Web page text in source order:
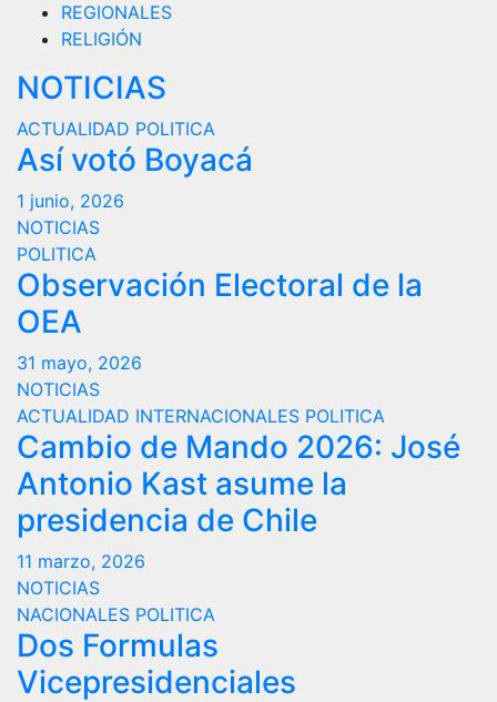
REGIONALES
RELIGIÓN
NOTICIAS
ACTUALIDAD POLITICA
Así votó Boyacá
1 junio, 2026
NOTICIAS
POLITICA
Observación Electoral de la
OEA
31 mayo, 2026
NOTICIAS
ACTUALIDAD INTERNACIONALES POLITICA
Cambio de Mando 2026: José
Antonio Kast asume la
presidencia de Chile
11 marzo, 2026
NOTICIAS
NACIONALES POLITICA
Dos Formulas
Vicepresidenciales